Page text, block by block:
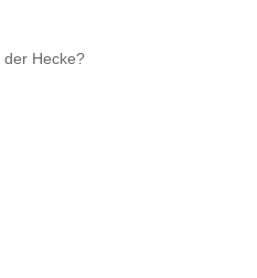
der Hecke?